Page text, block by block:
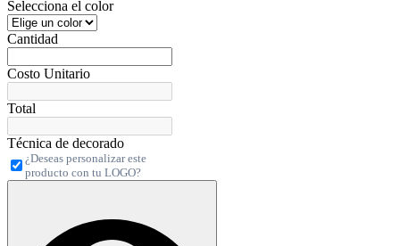
Selecciona el color
Cantidad
Costo Unitario
Total
Técnica de decorado
¿Deseas personalizar este
producto con tu LOGO?